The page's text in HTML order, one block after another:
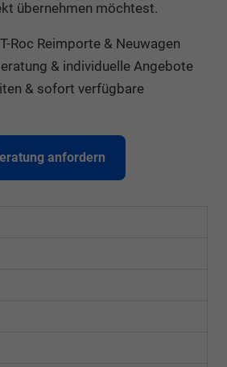
übernehmen möchtest.
Roc Reimporte & Neuwagen
& individuelle Angebote
& sofort verfügbare
anfordern